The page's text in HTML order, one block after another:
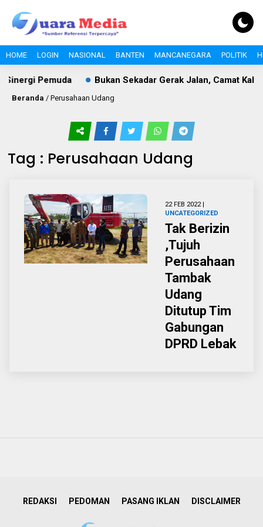
HOME LOGIN NASIONAL BANTEN MANCANEGARA POLITIK
Pemuda Bukan Sekadar Gerak Jalan, Camat
Beranda / Perusahaan Udang
Tag : Perusahaan Udang
22 FEB 2022 |
UNCATEGORIZED
Tak Berizin
,Tujuh
Perusahaan
Tambak
Udang
Ditutup Tim
Gabungan
DPRD Lebak
REDAKSI PEDOMAN PASANG IKLAN DISCLAIMER